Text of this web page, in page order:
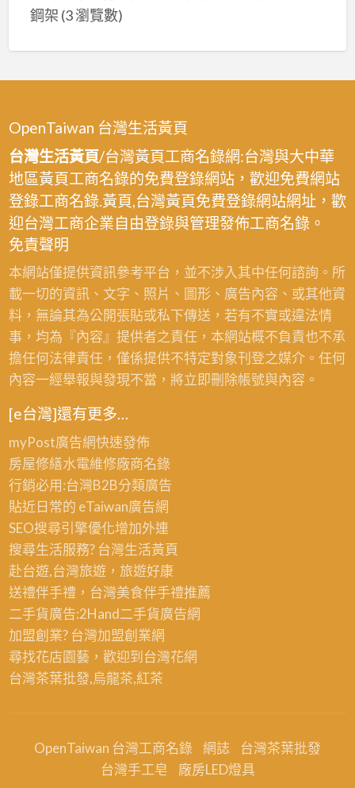
鋼架 (3 瀏覽數)
OpenTaiwan 台灣生活黃頁
台灣生活黃頁/台灣黃頁工商名錄網:台灣與大中華
地區黃頁工商名錄的免費登錄網站，歡迎免費網站
登錄工商名錄.黃頁,台灣黃頁免費登錄網站網址，歡
迎台灣工商企業自由登錄與管理發佈工商名錄。
免責聲明
本網站僅提供資訊參考平台，並不涉入其中任何諮詢。所
載一切的資訊、文字、照片、圖形、廣告內容、或其他資
料，無論其為公開張貼或私下傳送，若有不實或違法情
事，均為『內容』提供者之責任，本網站概不負責也不承
擔任何法律責任，僅係提供不特定對象刊登之媒介。任何
內容一經舉報與發現不當，將立即刪除帳號與內容。
[e台灣]還有更多…
myPost廣告網快速發佈
房屋修繕水電維修廠商名錄
行銷必用:台灣B2B分類廣告
貼近日常的 eTaiwan廣告網
SEO搜尋引擎優化增加外連
搜尋生活服務? 台灣生活黃頁
赴台遊,台灣旅遊，旅遊好康
送禮伴手禮，台灣美食伴手禮推薦
二手貨廣告:2Hand二手貨廣告網
加盟創業? 台灣加盟創業網
尋找花店園藝，歡迎到 台灣花網
台灣茶葉批發,烏龍茶,紅茶
OpenTaiwan 台灣工商名錄 網誌
台灣茶葉批發
台灣手工皂
廠房LED燈具